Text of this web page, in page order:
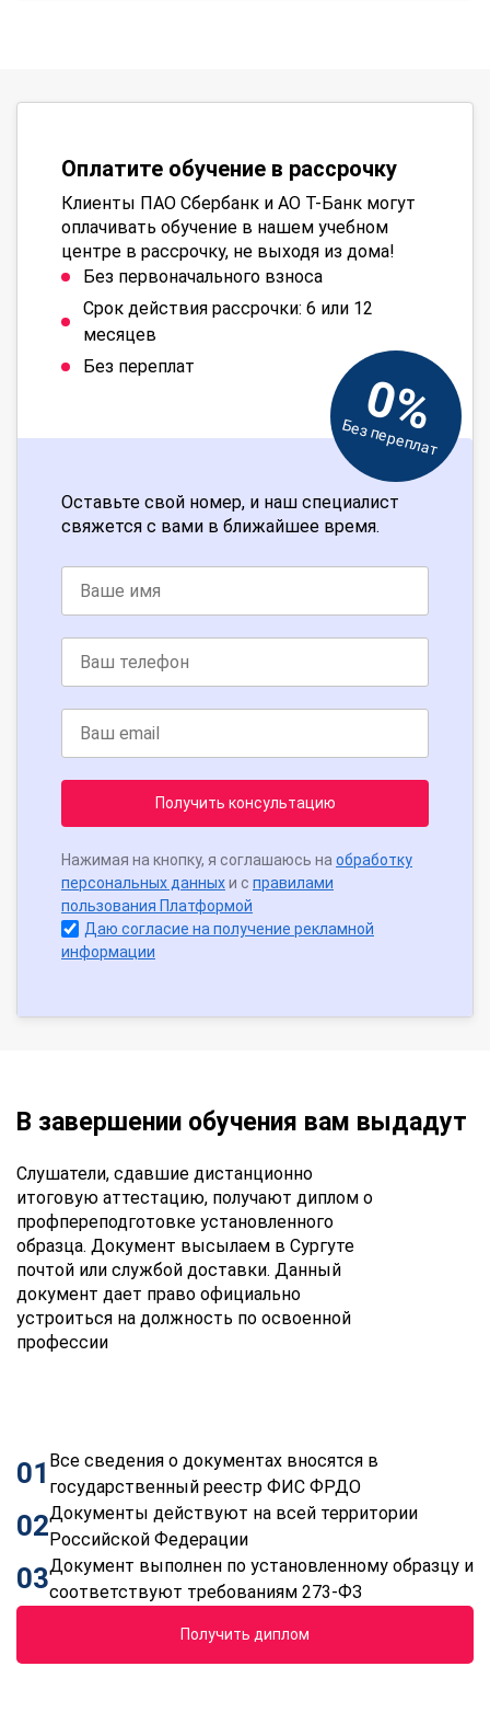
Оплатите обучение в рассрочку
Клиенты ПАО Сбербанк и АО Т-Банк могут
оплачивать обучение в нашем учебном
центре в рассрочку, не выходя из дома!
Без первоначального взноса
Срок действия рассрочки: 6 или 12
месяцев
Без переплат
0%
Без переплат
Оставьте свой номер, и наш специалист
свяжется с вами в ближайшее время.
Получить консультацию
Нажимая на кнопку, я соглашаюсь на обработку
персональных данныхи с правилами
пользования Платформой
Даю согласие на получение рекламной
информации
В завершении обучения вам выдадут
Слушатели, сдавшие дистанционно
итоговую аттестацию, получают диплом о
профпереподготовке установленного
образца. Документ высылаем в Сургуте
почтой или службой доставки. Данный
документ дает право официально
устроиться на должность по освоенной
профессии
01 Все сведения о документах вносятся в
государственный реестр ФИС ФРДО
02Документы действуют на всей территории
Российской Федерации
03Документ выполнен по установленному образцу и
соответствуют требованиям 273-ФЗ
Получить диплом